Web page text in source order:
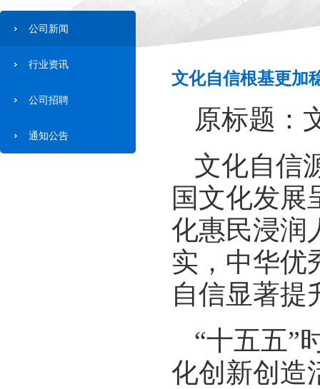
公司新闻
行业资讯
公司招聘
通知公告
文化自信根基更加
原标题：
文化自信
国文化发展
化惠民浸润
实，中华优
自信显著提
“十五五”
化创新创造